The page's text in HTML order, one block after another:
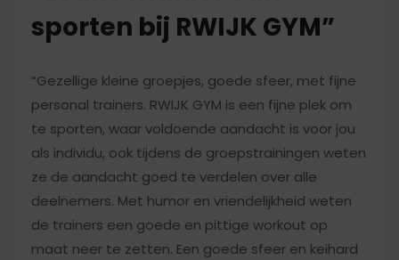
sporten bij RWIJK GYM”
“Gezellige kleine groepjes, goede sfeer, met fijne
personal trainers. RWIJK GYM is een fijne plek om
te sporten, waar voldoende aandacht is voor jou
als individu, ook tijdens de groepstrainingen weten
ze de aandacht goed te verdelen over alle
deelnemers. Met humor en vriendelijkheid weten
de trainers een goede en pittige workout op
maat neer te zetten. Een goede sfeer en keihard